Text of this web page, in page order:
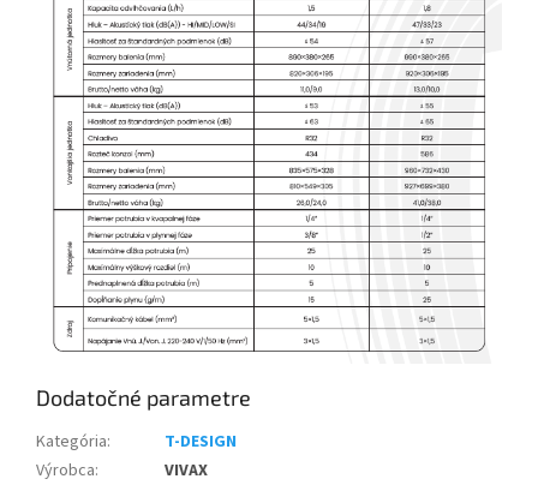
Dodatočné parametre
Kategória:
T-DESIGN
Výrobca:
VIVAX